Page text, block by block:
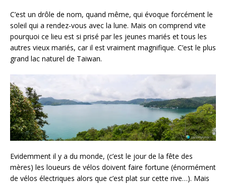
C’est un drôle de nom, quand même, qui évoque forcément le
soleil qui a rendez-vous avec la lune. Mais on comprend vite
pourquoi ce lieu est si prisé par les jeunes mariés et tous les
autres vieux mariés, car il est vraiment magnifique. C’est le plus
grand lac naturel de Taiwan.
Evidemment il y a du monde, (c’est le jour de la fête des
mères) les loueurs de vélos doivent faire fortune (énormément
de vélos électriques alors que c’est plat sur cette rive…). Mais